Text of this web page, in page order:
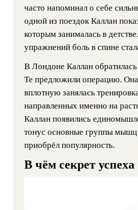
часто напоминал о себе
одной из поездок Каллан
которым занималась в
упражнений боль в спине
В Лондоне Каллан
Те предложили операцию.
вплотную занялась
направленных именно на
Каллан появились
тонус основные группы мышц
приобрёл популярность.
В чём секрет успеха